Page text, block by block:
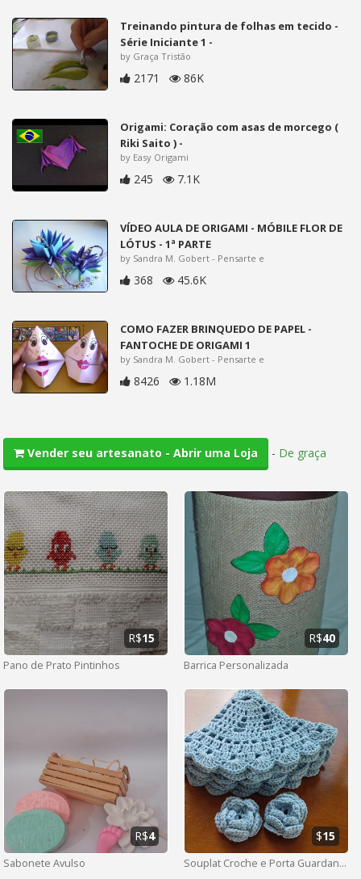
Treinando pintura de folhas em tecido -
Série Iniciante 1 -
by Graça Tristão
2171 86K
Origami: Coração com asas de morcego (
Riki Saito ) -
by Easy Origami
245 7.1K
VÍDEO AULA DE ORIGAMI - MÓBILE FLOR DE
LÓTUS - 1ª PARTE
by Sandra M. Gobert - Pensarte e
368 45.6K
COMO FAZER BRINQUEDO DE PAPEL -
FANTOCHE DE ORIGAMI 1
by Sandra M. Gobert - Pensarte e
8426 1.18M
Vender seu artesanato - Abrir uma Loja - De graça
Pano de Prato Pintinhos
R$15
Barrica Personalizada
R$40
Sabonete Avulso
R$4
Souplat Croche e Porta Guardanapos
$15